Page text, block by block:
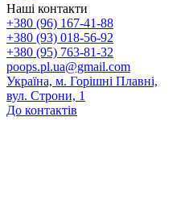
Наші контакти
+380 (96) 167-41-88
+380 (93) 018-56-92
+380 (95) 763-81-32
poops.pl.ua@gmail.com
Україна, м. Горішні Плавні,
вул. Строни, 1
До контактів